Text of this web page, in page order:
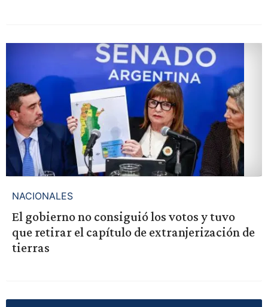
NACIONALES
El gobierno no consiguió los votos y tuvo
que retirar el capítulo de extranjerización de
tierras